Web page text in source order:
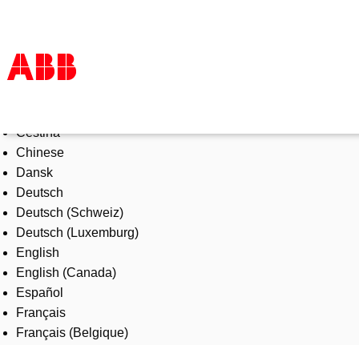
Products & Solutions
Industries
Services
About us
Where to buy
Contact us
Careers
Čeština
Chinese
Dansk
Deutsch
Deutsch (Schweiz)
Deutsch (Luxemburg)
English
English (Canada)
Español
Français
Français (Belgique)